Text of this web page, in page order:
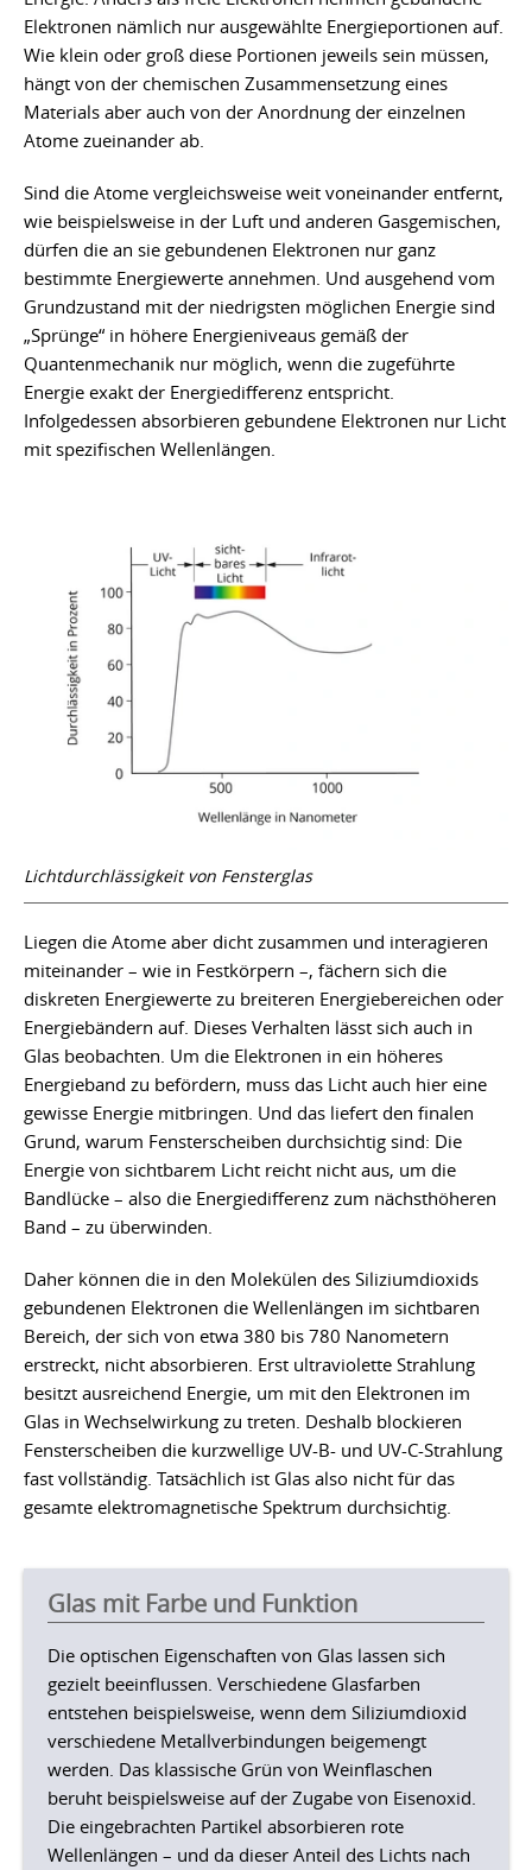
Elektronen nämlich nur ausgewählte Energieportionen auf.
Wie klein oder groß diese Portionen jeweils sein müssen,
hängt von der chemischen Zusammensetzung eines
Materials aber auch von der Anordnung der einzelnen
Atome zueinander ab.
Sind die Atome vergleichsweise weit voneinander entfernt,
wie beispielsweise in der Luft und anderen Gasgemischen,
dürfen die an sie gebundenen Elektronen nur ganz
bestimmte Energiewerte annehmen. Und ausgehend vom
Grundzustand mit der niedrigsten möglichen Energie sind
„Sprünge“ in höhere Energieniveaus gemäß der
Quantenmechanik nur möglich, wenn die zugeführte
Energie exakt der Energiedifferenz entspricht.
Infolgedessen absorbieren gebundene Elektronen nur Licht
mit spezifischen Wellenlängen.
Lichtdurchlässigkeit von Fensterglas
Liegen die Atome aber dicht zusammen und interagieren
miteinander – wie in Festkörpern –, fächern sich die
diskreten Energiewerte zu breiteren Energiebereichen oder
Energiebändern auf. Dieses Verhalten lässt sich auch in
Glas beobachten. Um die Elektronen in ein höheres
Energieband zu befördern, muss das Licht auch hier eine
gewisse Energie mitbringen. Und das liefert den finalen
Grund, warum Fensterscheiben durchsichtig sind: Die
Energie von sichtbarem Licht reicht nicht aus, um die
Bandlücke – also die Energiedifferenz zum nächsthöheren
Band – zu überwinden.
Daher können die in den Molekülen des Siliziumdioxids
gebundenen Elektronen die Wellenlängen im sichtbaren
Bereich, der sich von etwa 380 bis 780 Nanometern
erstreckt, nicht absorbieren. Erst ultraviolette Strahlung
besitzt ausreichend Energie, um mit den Elektronen im
Glas in Wechselwirkung zu treten. Deshalb blockieren
Fensterscheiben die kurzwellige UV-B- und UV-C-Strahlung
fast vollständig. Tatsächlich ist Glas also nicht für das
gesamte elektromagnetische Spektrum durchsichtig.
Glas mit Farbe und Funktion
Die optischen Eigenschaften von Glas lassen sich
gezielt beeinflussen. Verschiedene Glasfarben
entstehen beispielsweise, wenn dem Siliziumdioxid
verschiedene Metallverbindungen beigemengt
werden. Das klassische Grün von Weinflaschen
beruht beispielsweise auf der Zugabe von Eisenoxid.
Die eingebrachten Partikel absorbieren rote
Wellenlängen – und da dieser Anteil des Lichts nach